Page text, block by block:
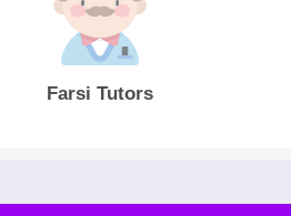
Farsi Tutors